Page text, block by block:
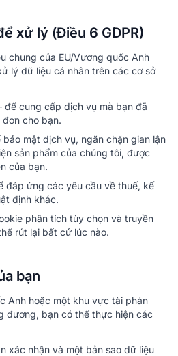
xử lý (Điều 6 GDPR)
chung của EU/Vương quốc Anh
lý dữ liệu cá nhân trên các cơ sở
cung cấp dịch vụ mà bạn đã
cho bạn.
mật dịch vụ, ngăn chặn gian lận
sản phẩm của chúng tôi, được
của bạn.
ứng các yêu cầu về thuế, kế
định khác.
phân tích tùy chọn và truyền
rút lại bất cứ lúc nào.
bạn
Anh hoặc một khu vực tài phán
đương, bạn có thể thực hiện các
xác nhận và một bản sao dữ liệu